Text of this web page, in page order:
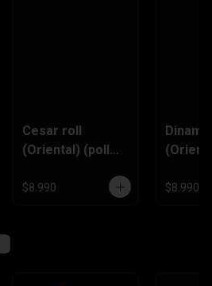
Cesar roll
(Oriental) (pollo
crema,ciboulette
$8.990
,queso
$8.990